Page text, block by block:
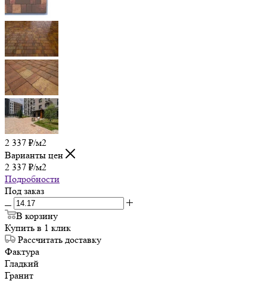
2 337 ₽/м2
Варианты цен
2 337 ₽/м2
Подробности
Под заказ
В корзину
Купить в 1 клик
Рассчитать доставку
Фактура
Гладкий
Гранит